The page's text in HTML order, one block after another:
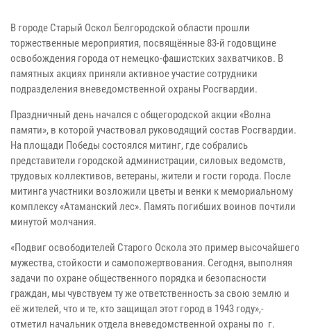
В городе Старый Оскол Белгородской области прошли
торжественные мероприятия, посвящённые 83-й годовщине
освобождения города от немецко-фашистских захватчиков. В
памятных акциях приняли активное участие сотрудники
подразделения вневедомственной охраны Росгвардии.
Праздничный день начался с общегородской акции «Волна
памяти», в которой участвовал руководящий состав Росгвардии.
На площади Победы состоялся митинг, где собрались
представители городской администрации, силовых ведомств,
трудовых коллективов, ветераны, жители и гости города. После
митинга участники возложили цветы и венки к мемориальному
комплексу «Атаманский лес». Память погибших воинов почтили
минутой молчания.
«Подвиг освободителей Старого Оскола это пример высочайшего
мужества, стойкости и самопожертвования. Сегодня, выполняя
задачи по охране общественного порядка и безопасности
граждан, мы чувствуем ту же ответственность за свою землю и
её жителей, что и те, кто защищал этот город в 1943 году»,-
отметил начальник отдела вневедомственной охраны по г.